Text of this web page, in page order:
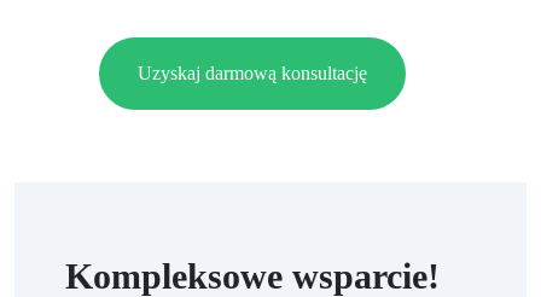
Uzyskaj darmową konsultację
Kompleksowe wsparcie!